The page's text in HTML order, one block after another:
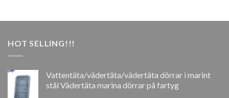
HOT SELLING!!!
Vattentäta/vädertäta/vädertäta dörrar i marint
stål Vädertäta marina dörrar på fartyg